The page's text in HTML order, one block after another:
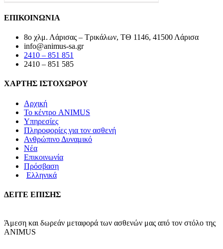
ΕΠΙΚΟΙΝΩΝΙΑ
8ο χλμ. Λάρισας – Τρικάλων, ΤΘ 1146, 41500 Λάρισα
info@animus-sa.gr
2410 – 851 851
2410 – 851 585
ΧΑΡΤΗΣ ΙΣΤΟΧΩΡΟΥ
Αρχική
Το κέντρο ANIMUS
Υπηρεσίες
Πληροφορίες για τον ασθενή
Ανθρώπινο Δυναμικό
Νέα
Επικοινωνία
Πρόσβαση
Ελληνικά
ΔΕΙΤΕ ΕΠΙΣΗΣ
Άμεση και δωρεάν μεταφορά των ασθενών μας από τον στόλο της
ΑΝΙΜUS